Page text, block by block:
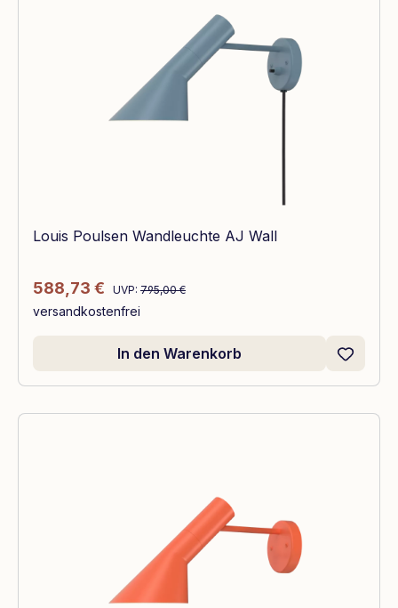
Louis Poulsen Wandleuchte AJ Wall
Verkaufspreis:
588,73 € Regulärer Preis:
UVP: 795,00 €
versandkostenfrei
In den Warenkorb